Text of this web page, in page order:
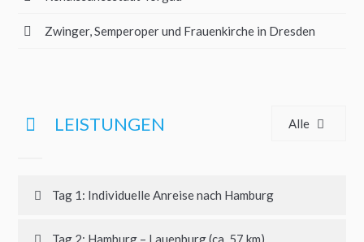
Zwinger, Semperoper und Frauenkirche in Dresden
LEISTUNGEN Alle
Tag 1: Individuelle Anreise nach Hamburg
Tag 2: Hamburg – Lauenburg (ca. 57 km)